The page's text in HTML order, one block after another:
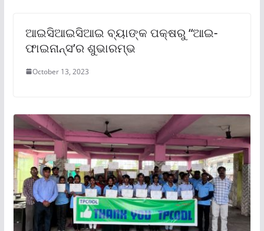
ଆଇସିଆଇସିଆଇ ବ୍ୟାଙ୍କ ପକ୍ଷରୁ “ଆଇ-
ଫାଇନାନ୍ସ’ର ଶୁଭାରମ୍ଭ
October 13, 2023